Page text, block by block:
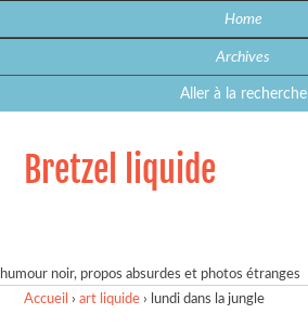
Home
Archives
Aller à la recherche
Bretzel liquide
humour noir, propos absurdes et photos étranges
Accueil ›art liquide › lundi dans la jungle